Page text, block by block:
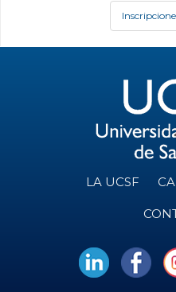
LA UCSF